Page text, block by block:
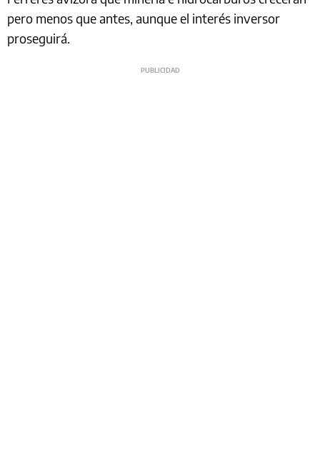
pero menos que antes, aunque el interés inversor
proseguirá.